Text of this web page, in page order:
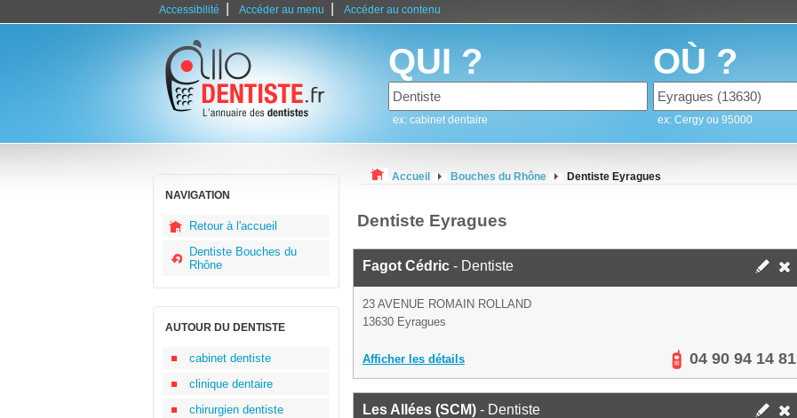
Accessibilité Accéder au menu Accéder au contenu
QUI ?
ex: cabinet dentaire
OÙ ?
ex: Cergy ou 95000
NAVIGATION
Retour à l'accueil
Dentiste Bouches du
Rhône
AUTOUR DU DENTISTE
cabinet dentiste
clinique dentaire
chirurgien dentiste
Accueil Bouches du Rhône Dentiste Eyragues
Dentiste Eyragues
Fagot Cédric - Dentiste
23 AVENUE ROMAIN ROLLAND
13630 Eyragues
Afficher les détails 04 90 94 14 81
Les Allées (SCM) - Dentiste